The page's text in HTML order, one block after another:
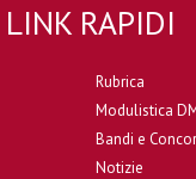
LINK RAPIDI
Rubrica
Modulistica
Bandi e
Notizie